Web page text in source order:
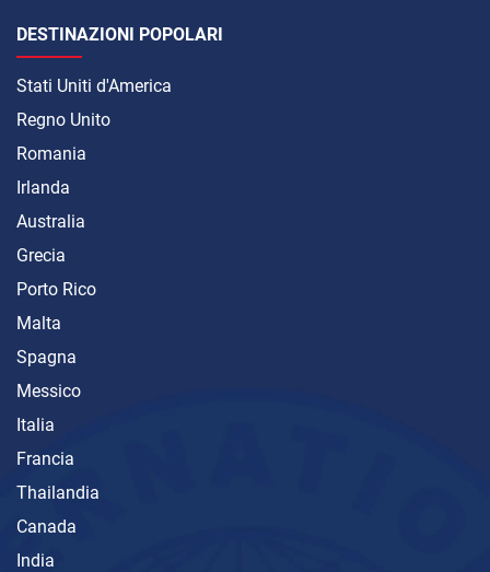
DESTINAZIONI POPOLARI
Stati Uniti d'America
Regno Unito
Romania
Irlanda
Australia
Grecia
Porto Rico
Malta
Spagna
Messico
Italia
Francia
Thailandia
Canada
India